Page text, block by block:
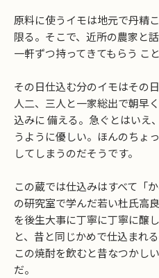
原料に使うイモは地元で丹精
限る。そこで、近所の農家と
一軒ずつ持ってきてもらう こ
その日仕込む分のイモはその
人二、三人と一家総出で朝早
込みに 備える。急ぐとはいえ
うように優しい。ほんのちょ
してしまうのだそうです。
この蔵では仕込みはすべて「
の研究室で学んだ若い杜氏高
を後生大事に丁寧に丁寧に醸
と、昔と同じかめで仕込まれ
この焼酎を飲むと昔なつかし
だ。